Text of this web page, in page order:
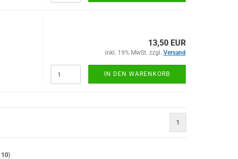
13,50 EUR
inkl. 19% MwSt. zzgl. Versand
IN DEN WARENKORB
1
10)